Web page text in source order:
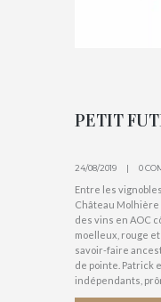
PETIT
24/08/2019 0
Entre les
Château
des vins en AOC
moelleux, rouge
savoir-faire
de pointe. Patrick
indépendants,